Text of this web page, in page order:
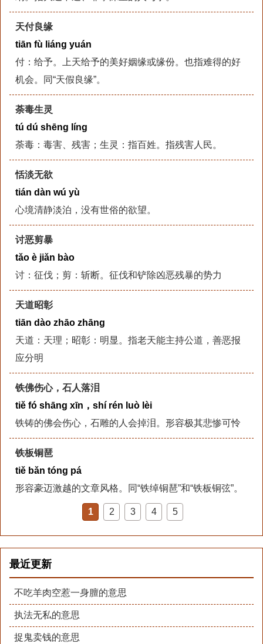
天付良缘
tiān fù liáng yuán
付：给予。上天给予的美好姻缘或缘份。也指难得的好
机会。同“天假良缘”。
荼毒生灵
tú dú shēng líng
荼毒：毒害、残害；生灵：指百姓。指残害人民。
恬淡无欲
tián dàn wú yù
心境清静淡泊，没有世俗的欲望。
讨恶剪暴
tǎo è jiǎn bào
讨：征伐；剪：斩断。征伐和铲除凶恶残暴的势力
天道昭彰
tiān dào zhāo zhāng
天道：天理；昭彰：明显。指老天能主持公道，善恶报
应分明
铁佛伤心，石人落泪
tiě fó shāng xīn，shí rén luò lèi
铁铸的佛会伤心，石雕的人会掉泪。形容极其悲惨可怜
铁板铜琶
tiě bǎn tóng pá
形容豪迈激越的文章风格。同“铁绰铜琶”和“铁板铜弦”。
1 2 3 4 5
最近更新
不吃羊肉空惹一身膻的意思
执法无私的意思
捉鬼卖钱的意思